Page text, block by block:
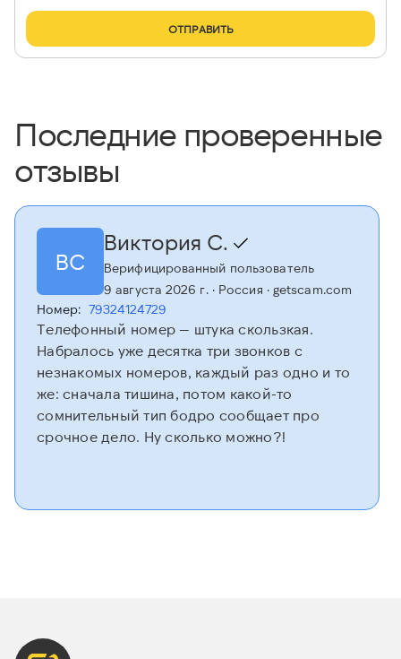
ОТПРАВИТЬ
Последние проверенные
отзывы
ВС
Виктория С.
Верифицированный пользователь
9 августа 2026 г.· Россия · getscam.com
Номер: 79324124729
Телефонный номер — штука скользкая.
Набралось уже десятка три звонков с
незнакомых номеров, каждый раз одно и то
же: сначала тишина, потом какой-то
сомнительный тип бодро сообщает про
срочное дело. Ну сколько можно?!